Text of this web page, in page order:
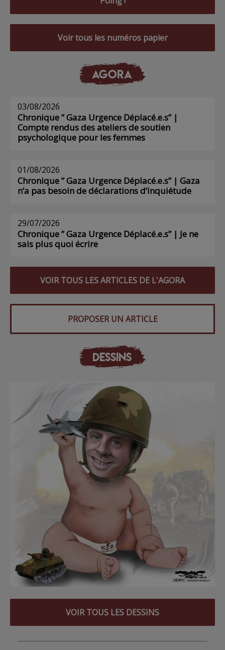
Voir tous les numéros papier
AGORA
03/08/2026
Chronique ” Gaza Urgence Déplacé.e.s” |
Compte rendus des ateliers de soutien
psychologique pour les femmes
01/08/2026
Chronique ” Gaza Urgence Déplacé.e.s” | Gaza
n’a pas besoin de déclarations d’inquiétude
29/07/2026
Chronique ” Gaza Urgence Déplacé.e.s” | Je ne
sais plus quoi écrire
VOIR TOUS LES ARTICLES DE L'AGORA
PROPOSER UN ARTICLE
DESSINS
VOIR TOUS LES DESSINS